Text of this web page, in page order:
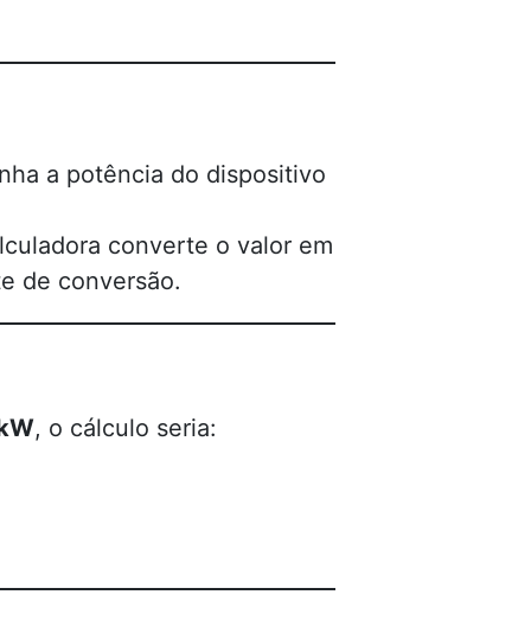
a potência do dispositivo
converte o valor em
de conversão.
, o cálculo seria: